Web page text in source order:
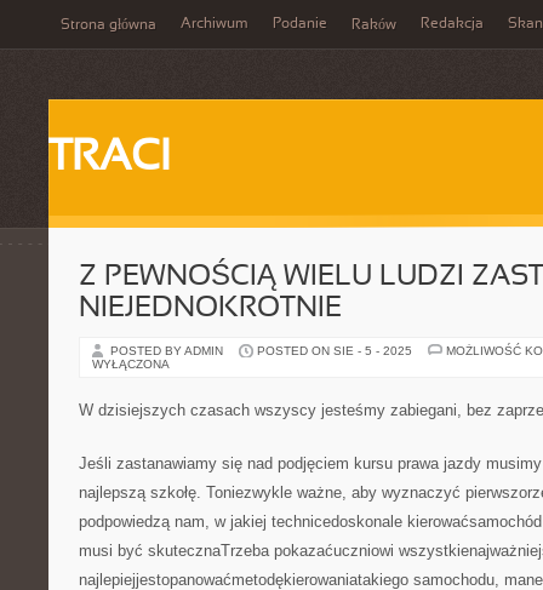
Strona główna Archiwum Podanie Raków Redakcja
TRACI
Z PEWNOŚCIĄ WIELU LUDZI
NIEJEDNOKROTNIE
POSTED BY ADMIN POSTED ON SIE - 5 - 2025
MOŻLIWOŚĆ
WYŁĄCZONA
W dzisiejszych czasach wszyscy jesteśmy zabiegani, bez
Jeśli zastanawiamy się nad podjęciem kursu prawa jazdy
najlepszą szkołę. Toniezwykle ważne, aby wyznaczyć
podpowiedzą nam, w jakiej technicedoskonale
musi być skutecznaTrzeba pokazaćuczniowi
najlepiejjestopanowaćmetodękierowaniatakiego samochodu,